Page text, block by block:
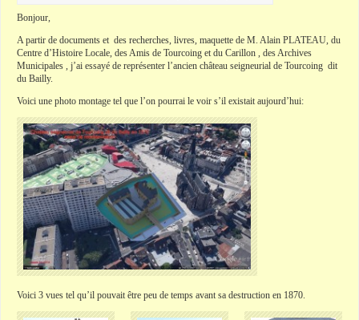
Bonjour,
A partir de documents et des recherches, livres, maquette de M. Alain PLATEAU, du
Centre d’Histoire Locale, des Amis de Tourcoing et du Carillon , des Archives
Municipales , j’ai essayé de représenter l’ancien château seigneurial de Tourcoing dit
du Bailly.
Voici une photo montage tel que l’on pourrai le voir s’il existait aujourd’hui:
Voici 3 vues tel qu’il pouvait être peu de temps avant sa destruction en 1870.